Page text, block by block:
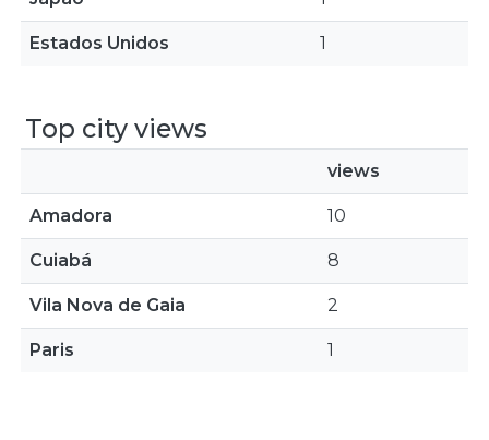
Estados Unidos 1
Top city views
views
Amadora 10
Cuiabá 8
Vila Nova de Gaia 2
Paris 1